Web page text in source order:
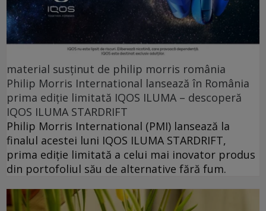
material susținut de philip morris românia
Philip Morris International lansează în România
prima ediție limitată IQOS ILUMA – descoperă
IQOS ILUMA STARDRIFT
Philip Morris International (PMI) lansează la
finalul acestei luni IQOS ILUMA STARDRIFT,
prima ediție limitată a celui mai inovator produs
din portofoliul său de alternative fără fum.